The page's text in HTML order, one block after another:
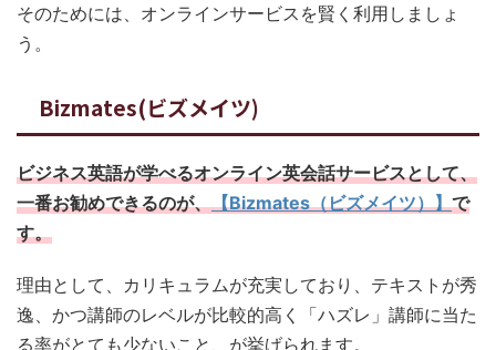
そのためには、オンラインサービスを賢く利用しましょ
う。
Bizmates(ビズメイツ)
ビジネス英語が学べるオンライン英会話サービスとして、
一番お勧めできるのが、【Bizmates（ビズメイツ）】で
す。
理由として、カリキュラムが充実しており、テキストが秀
逸、かつ講師のレベルが比較的高く「ハズレ」講師に当た
る率がとても少ないこと、が挙げられます。